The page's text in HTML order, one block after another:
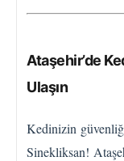
Ataşehir’de
Ulaşın
Kedinizin
Sinekliksan!